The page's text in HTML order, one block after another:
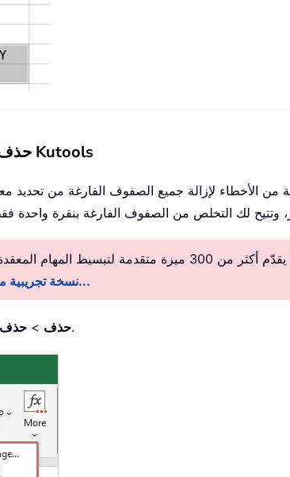
حذف صفوف فارغة اللانهائية بسهولة في تحديد/ورقة عمل/مصنف باستخدام Kutools
من الأخطاء لإزالة جميع الصفوف الفارغة من تحديد
يقدّم أكثر من 300 ميزة متقدمة لتبسيط المهام المعقدة، مما يعزز الإبداع والكفاءة.
نسخة تجريبية مجانية...
حذف > حذف ، ثم اختر من القائمة المنسدلة العملية التي تحتاجها.